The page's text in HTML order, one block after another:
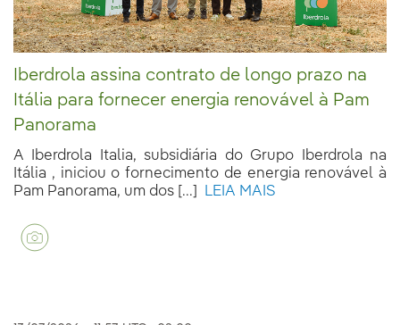
Iberdrola assina contrato de longo prazo na
Itália para fornecer energia renovável à Pam
Panorama
A Iberdrola Italia, subsidiária do Grupo Iberdrola na
Itália , iniciou o fornecimento de energia renovável à
Pam Panorama, um dos [...]
LEIA MAIS